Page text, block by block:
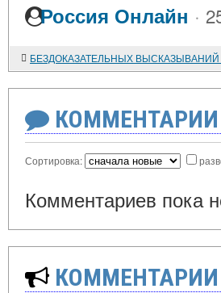
Россия Онлайн ·
Сортировка:
Комментариев пока
КОММЕНТАРИИ